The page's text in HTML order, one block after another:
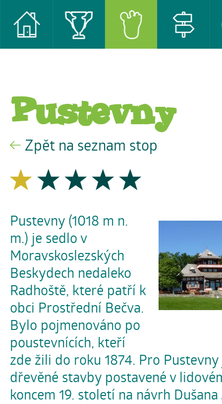
Pustevny
Zpět na seznam stop
Pustevny (1018 m n.
m.) je sedlo v
Moravskoslezských
Beskydech nedaleko
Radhoště, které patří k
obci Prostřední Bečva.
Bylo pojmenováno po
poustevnících, kteří
zde žili do roku 1874. Pro
dřevěné stavby postavené v
koncem 19. století na návrh